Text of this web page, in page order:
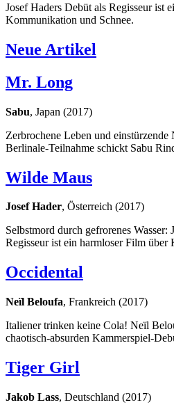
Josef Haders Debüt als Regisseur ist
Kommunikation und Schnee.
Neue Artikel
Mr. Long
Sabu, Japan (2017)
Zerbrochene Leben und einstürzende
Berlinale-Teilnahme schickt Sabu
Wilde Maus
Josef Hader, Österreich (2017)
Selbstmord durch gefrorenes Wasser:
Regisseur ist ein harmloser Film über
Occidental
Neïl Beloufa, Frankreich (2017)
Italiener trinken keine Cola! Neïl
chaotisch-absurden Kammerspiel-
Tiger Girl
Jakob Lass, Deutschland (2017)